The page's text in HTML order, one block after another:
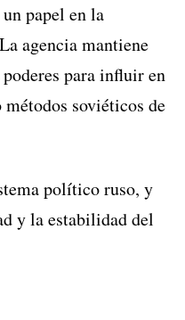
papel en la
agencia mantiene
para influir en
soviéticos de
político ruso, y
y la estabilidad del